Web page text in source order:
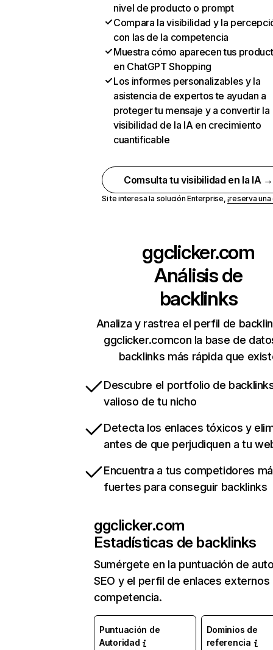
nivel de producto o prompt
Compara la visibilidad y la
con las de la competencia
Muestra cómo aparecen tus
en ChatGPT Shopping
Los informes personalizables y la
asistencia de expertos te ayudan a
proteger tu mensaje y a convertir la
visibilidad de la IA en crecimiento
cuantificable
Comsulta tu visibilidad en la IA →
Si te interesa la solución Enterprise,¡reserva
ggclicker.com
Análisis de
backlinks
Analiza y rastrea el perfil de
ggclicker.comcon la base de
backlinks más rápida que
Descubre el portfolio de
valioso de tu nicho
Detecta los enlaces tóxicos y
antes de que perjudiquen a tu
Encuentra a tus competidores
fuertes para conseguir backlinks
ggclicker.com
Estadísticas de backlinks
Sumérgete en la puntuación de
SEO y el perfil de enlaces externos
competencia.
Puntuación de
Autoridad
Dominios de
referencia